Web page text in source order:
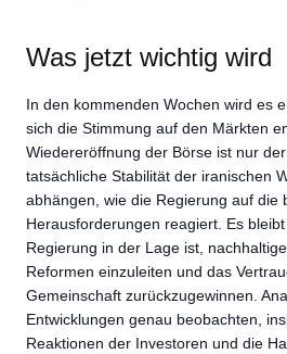
Was jetzt wichtig wird
In den kommenden Wochen wird es
sich die Stimmung auf den Märkten
Wiedereröffnung der Börse ist nur
tatsächliche Stabilität der iranischen
abhängen, wie die Regierung auf die
Herausforderungen reagiert. Es
Regierung in der Lage ist,
Reformen einzuleiten und das
Gemeinschaft zurückzugewinnen.
Entwicklungen genau beobachten,
Reaktionen der Investoren und die